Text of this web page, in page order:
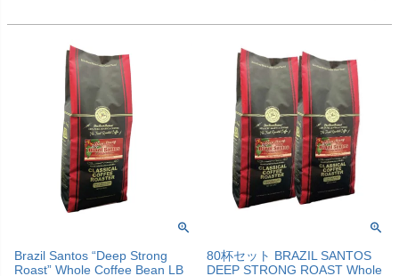
Brazil Santos “Deep Strong
Roast” Whole Coffee Bean LB
80杯セット BRAZIL SANTOS
DEEP STRONG ROAST Whole